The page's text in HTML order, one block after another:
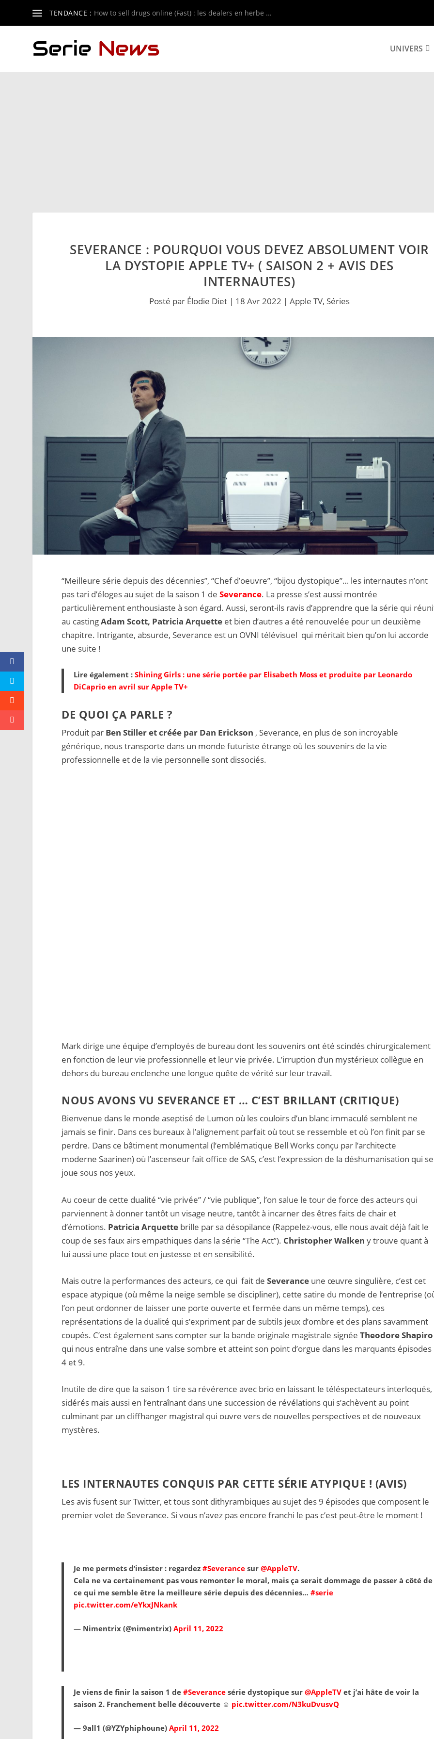
TENDANCE : How to sell drugs online (Fast) : les dealers en herbe ...
UNIVERS
SEVERANCE : POURQUOI VOUS DEVEZ ABSOLUMENT VOIR
LA DYSTOPIE APPLE TV+ ( SAISON 2 + AVIS DES
INTERNAUTES)
Posté par Élodie Diet| 18 Avr 2022 | Apple TV, Séries
“Meilleure série depuis des décennies”, “Chef d’oeuvre”, “bijou dystopique”… les internautes n’ont
pas tari d’éloges au sujet de la saison 1 deSeverance. La presse s’est aussi montrée
particulièrement enthousiaste à son égard. Aussi, seront-ils ravis d’apprendre que la série qui
au castingAdam Scott, Patricia Arquette et bien d’autres a été renouvelée pour un deuxième
chapitre. Intrigante, absurde, Severance est un OVNI télévisuel qui méritait bien qu’on lui accorde
une suite !
Lire également :Shining Girls : une série portée par Elisabeth Moss et produite par Leonardo
DiCaprio en avril sur Apple TV+
DE QUOI ÇA PARLE ?
Produit par Ben Stiller et créée par Dan Erickson , Severance, en plus de son incroyable
générique, nous transporte dans un monde futuriste étrange où les souvenirs de la vie
professionnelle et de la vie personnelle sont dissociés.
Mark dirige une équipe d’employés de bureau dont les souvenirs ont été scindés chirurgicalement
en fonction de leur vie professionnelle et leur vie privée. L’irruption d’un mystérieux collègue en
dehors du bureau enclenche une longue quête de vérité sur leur travail.
NOUS AVONS VU SEVERANCE ET … C’EST BRILLANT (CRITIQUE)
Bienvenue dans le monde aseptisé de Lumon où les couloirs d’un blanc immaculé semblent ne
jamais se finir. Dans ces bureaux à l’alignement parfait où tout se ressemble et où l’on finit par se
perdre. Dans ce bâtiment monumental (l’emblématique Bell Works conçu par l’architecte
moderne Saarinen) où l’ascenseur fait office de SAS, c’est l’expression de la déshumanisation qui se
joue sous nos yeux.
Au coeur de cette dualité “vie privée” / “vie publique”, l’on salue le tour de force des acteurs qui
parviennent à donner tantôt un visage neutre, tantôt à incarner des êtres faits de chair et
d’émotions. Patricia Arquette brille par sa désopilance (Rappelez-vous, elle nous avait déjà fait le
coup de ses faux airs empathiques dans la série “The Act”). Christopher Walken y trouve quant à
lui aussi une place tout en justesse et en sensibilité.
Mais outre la performances des acteurs, ce qui fait deSeverance une œuvre singulière, c’est cet
espace atypique (où même la neige semble se discipliner), cette satire du monde de l’entreprise
l’on peut ordonner de laisser une porte ouverte et fermée dans un même temps), ces
représentations de la dualité qui s’expriment par de subtils jeux d’ombre et des plans savamment
coupés. C’est également sans compter sur la bande originale magistrale signéeTheodore Shapiro
qui nous entraîne dans une valse sombre et atteint son point d’orgue dans les marquants épisodes
4 et 9.
Inutile de dire que la saison 1 tire sa révérence avec brio en laissant le téléspectateurs interloqués,
sidérés mais aussi en l’entraînant dans une succession de révélations qui s’achèvent au point
culminant par un cliffhanger magistral qui ouvre vers de nouvelles perspectives et de nouveaux
mystères.
LES INTERNAUTES CONQUIS PAR CETTE SÉRIE ATYPIQUE ! (AVIS)
Les avis fusent sur Twitter, et tous sont dithyrambiques au sujet des 9 épisodes que composent le
premier volet de Severance. Si vous n’avez pas encore franchi le pas c’est peut-être le moment !
Je me permets d’insister : regardez#Severance sur@AppleTV.
Cela ne va certainement pas vous remonter le moral, mais ça serait dommage de passer à côté de
ce qui me semble être la meilleure série depuis des décennies…#serie
pic.twitter.com/eYkxJNkank
— Nimentrix (@nimentrix)April 11, 2022
Je viens de finir la saison 1 de#Severance série dystopique sur@AppleTV et j’ai hâte de voir la
saison 2. Franchement belle découverte ☺️ pic.twitter.com/N3kuDvusvQ
— 9all1 (@YZYphiphoune)April 11, 2022